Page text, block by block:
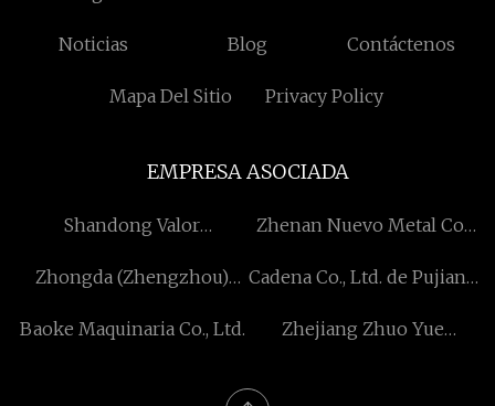
Noticias Blog Contáctenos
Mapa Del Sitio Privacy Policy
EMPRESA ASOCIADA
Shandong Valor
Co., Ltd
Zhenan Nuevo Metal Co.,
Zhongda (Zhengzhou)
diablillo Co., Limitado.
Cadena Co., Ltd. de Pujiang
Baoke Maquinaria Co., Ltd.
Zhejiang Zhuo Yue